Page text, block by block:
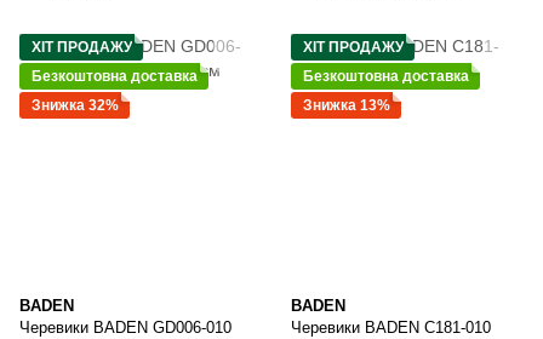
ХІТ ПРОДАЖУ
Безкоштовна доставка
Знижка 32%
BADEN
Черевики BADEN GD006-010
ХІТ ПРОДАЖУ
Безкоштовна доставка
Знижка 13%
BADEN
Черевики BADEN С181-010